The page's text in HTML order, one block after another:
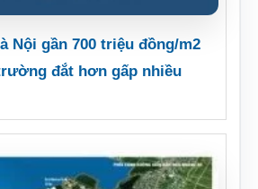
Nội gần 700 triệu đồng/m2
đắt hơn gấp nhiều